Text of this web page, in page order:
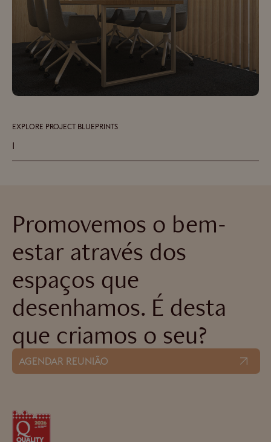
EXPLORE PROJECT BLUEPRINTS
1
Promovemos o bem-
estar através dos
espaços que
desenhamos. É desta
que criamos o seu?
AGENDAR REUNIÃO